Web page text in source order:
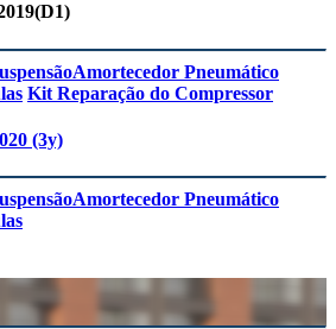
Amortecedor Pneumático
Kit Reparação do Compressor
(3y)
Amortecedor Pneumático